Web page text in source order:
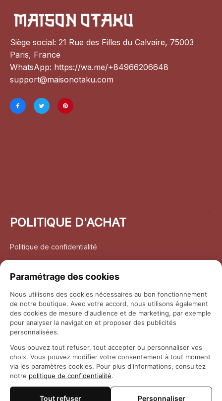
Siège social: 21 Rue des Filles du Calvaire, 75003
Paris, France
WhatsApp: https://wa.me/+84966206648
support@maisonotaku.com
POLITIQUE D'ACHAT
Politique de confidentialité
Politique de retour et remboursement
Coordonnées
Questions fréquemment posées
Paramétrage des cookies
Nous utilisons des cookies nécessaires au bon fonctionnement
de notre boutique. Avec votre accord, nous utilisons également
des cookies de mesure d'audience et de marketing, par exemple
pour analyser la navigation et proposer des publicités
personnalisées.
Vous pouvez tout refuser, tout accepter ou personnaliser vos
choix. Vous pouvez modifier votre consentement à tout moment
via les paramètres cookies. Pour plus d'informations, consultez
notre politique de confidentialité.
Tout refuser Personnaliser